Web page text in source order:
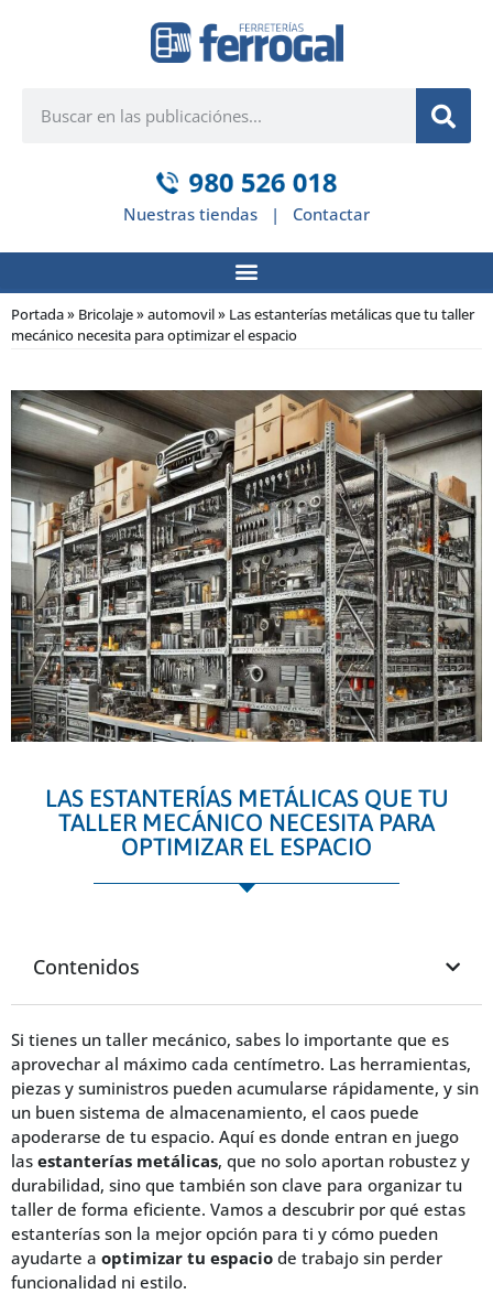
Nuestras tiendas | Contactar
Portada» Bricolaje» automovil» Las estanterías metálicas que tu taller
mecánico necesita para optimizar el espacio
LAS ESTANTERÍAS METÁLICAS QUE TU
TALLER MECÁNICO NECESITA PARA
OPTIMIZAR EL ESPACIO
Contenidos
Si tienes un taller mecánico, sabes lo importante que es
aprovechar al máximo cada centímetro. Las herramientas,
piezas y suministros pueden acumularse rápidamente, y sin
un buen sistema de almacenamiento, el caos puede
apoderarse de tu espacio. Aquí es donde entran en juego
las estanterías metálicas, que no solo aportan robustez y
durabilidad, sino que también son clave para organizar tu
taller de forma eficiente. Vamos a descubrir por qué estas
estanterías son la mejor opción para ti y cómo pueden
ayudarte a optimizar tu espacio de trabajo sin perder
funcionalidad ni estilo.